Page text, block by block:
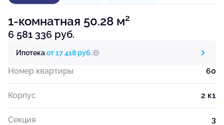
1-комнатная 50.28 м2
6 581 336 руб.
Ипотекаот 17 418 руб.
Номер квартиры 60
Корпус 2 к1
Секция 3